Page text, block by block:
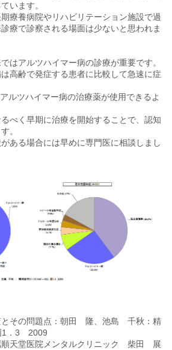
せんか
います。
療養病院やリハビリテーション施設で過
療で診察される場面は少ないと思われま
はアルツハイマー病の診療が重要です。
高齢で発症する患者に比較して急速に症
ルツハイマー病の治療薬が使用できるよ
べく早期に治療を開始することで、認知
。
ある場合には早めに専門医に相談しまし
とその問題点：朝田 隆、池島 千秋：精
1．3 2009
順天堂医院メンタルクリニック 柴田 展